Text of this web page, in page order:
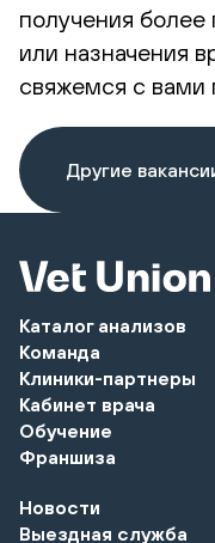
получения
или назначения
свяжемся с вами
Другие
Каталог анализов
Команда
Клиники-партнеры
Кабинет врача
Обучение
Франшиза
Новости
Выездная служба